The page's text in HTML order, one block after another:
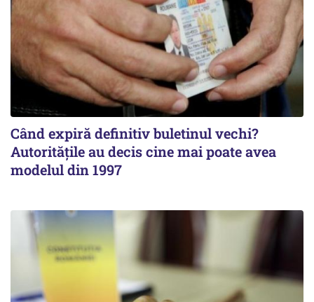
Când expiră definitiv buletinul vechi?
Autoritățile au decis cine mai poate avea
modelul din 1997